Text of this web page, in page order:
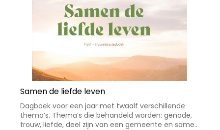
Samen de liefde leven
Dagboek voor een jaar met twaalf verschillende
thema’s. Thema’s die behandeld worden: genade,
trouw, liefde, deel zijn van een gemeente en samen